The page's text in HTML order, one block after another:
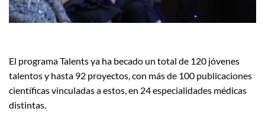
El programa Talents ya ha becado un total de 120 jóvenes
talentos y hasta 92 proyectos, con más de 100 publicaciones
científicas vinculadas a estos, en 24 especialidades médicas
distintas.